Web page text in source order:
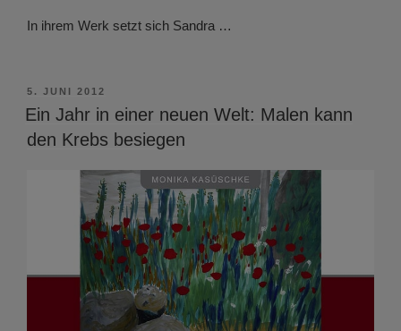
In ihrem Werk setzt sich Sandra …
VERÖFFENTLICHT
AM
5. JUNI 2012
Ein Jahr in einer neuen Welt: Malen kann
den Krebs besiegen